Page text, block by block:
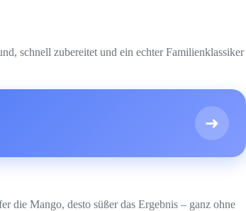
schnell zubereitet und ein echter Familienklassiker
➜
die Mango, desto süßer das Ergebnis – ganz ohne